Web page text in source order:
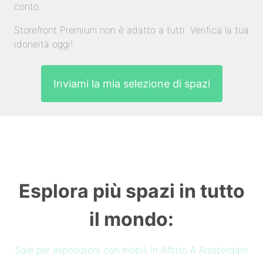
conto.
Storefront Premium non è adatto a tutti. Verifica la tua
idoneità oggi!
Inviami la mia selezione di spazi
Esplora più spazi in tutto
il mondo:
Sale per esposizioni con mobili In Affitto A Amsterdam